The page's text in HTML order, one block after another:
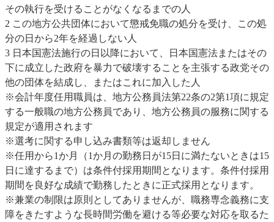
その執行を受けることがなくなるまでの人
2 この地方公共団体において懲戒免職の処分を受け、この処
分の日から2年を経過しない人
3 日本国憲法施行の日以降において、日本国憲法またはその
下に成立した政府を暴力で破壊することを主張する政党その
他の団体を結成し、またはこれに加入した人
※会計年度任用職員は、地方公務員法第22条の2第1項に規定
する一般職の地方公務員であり、地方公務員の服務に関する
規定が適用されます
※選考に関する申し込み書類等は返却しません
※任用から1か月（1か月の勤務日が15日に満たないときは15
日に達するまで）は条件付採用期間となります。条件付採用
期間を良好な成績で勤務したときに正式採用となります。
※兼業の制限は原則としてありませんが、職務専念義務に支
障をきたすような長時間労働を避ける等必要な対応を取るた